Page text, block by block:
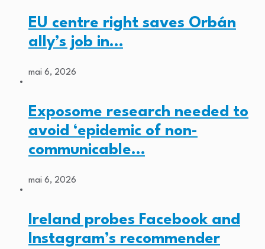
EU centre right saves Orbán
ally’s job in…
mai 6, 2026
Exposome research needed to
avoid ‘epidemic of non-
communicable…
mai 6, 2026
Ireland probes Facebook and
Instagram’s recommender